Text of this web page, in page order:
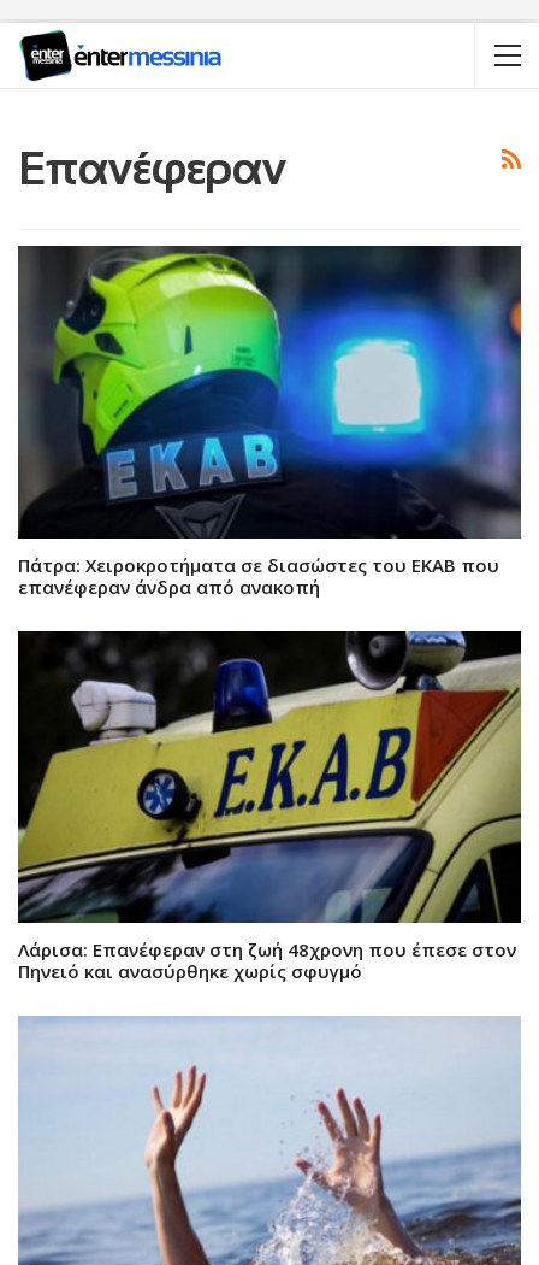
Επανέφεραν
Πάτρα: Χειροκροτήματα σε διασώστες του ΕΚΑΒ που
επανέφεραν άνδρα από ανακοπή
Λάρισα: Επανέφεραν στη ζωή 48χρονη που έπεσε στον
Πηνειό και ανασύρθηκε χωρίς σφυγμό